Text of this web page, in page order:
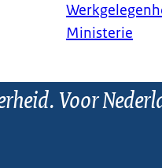
Ministerie
Voor